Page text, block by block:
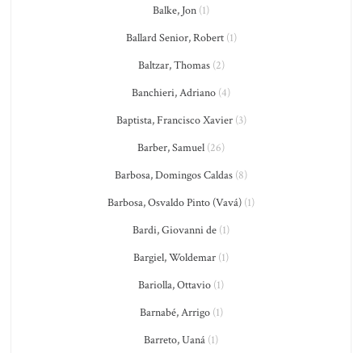
Balke, Jon (1)
Ballard Senior, Robert(1)
Baltzar, Thomas(2)
Banchieri, Adriano (4)
Baptista, Francisco Xavier(3)
Barber, Samuel (26)
Barbosa, Domingos Caldas (8)
Barbosa, Osvaldo Pinto (Vavá) (1)
Bardi, Giovanni de (1)
Bargiel, Woldemar (1)
Bariolla, Ottavio (1)
Barnabé, Arrigo(1)
Barreto, Uaná (1)